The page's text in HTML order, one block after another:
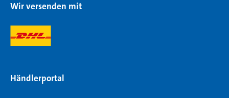
Wir versenden mit
Händlerportal